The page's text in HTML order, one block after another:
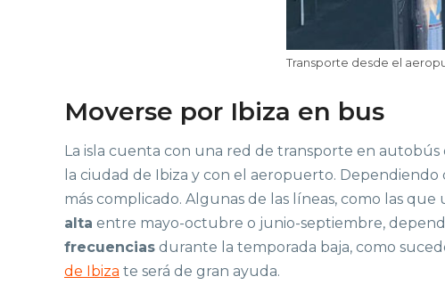
Transporte desde el
Moverse por Ibiza en bus
La isla cuenta con una red de transporte en
la ciudad de Ibiza y con el aeropuerto. Dependiendo
más complicado. Algunas de las líneas, como las
alta entre mayo-octubre o junio-septiembre,
frecuencias durante la temporada baja, como
de Ibiza te será de gran ayuda.